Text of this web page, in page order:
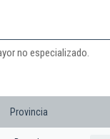
no especializado.
Provincia